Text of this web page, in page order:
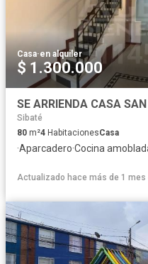
Casa·en alquiler
$ 1.300.000
Sibaté
80 m²4 HabitacionesCasa
·Aparcadero·Cocina
Actualizado hace más de 1 mes